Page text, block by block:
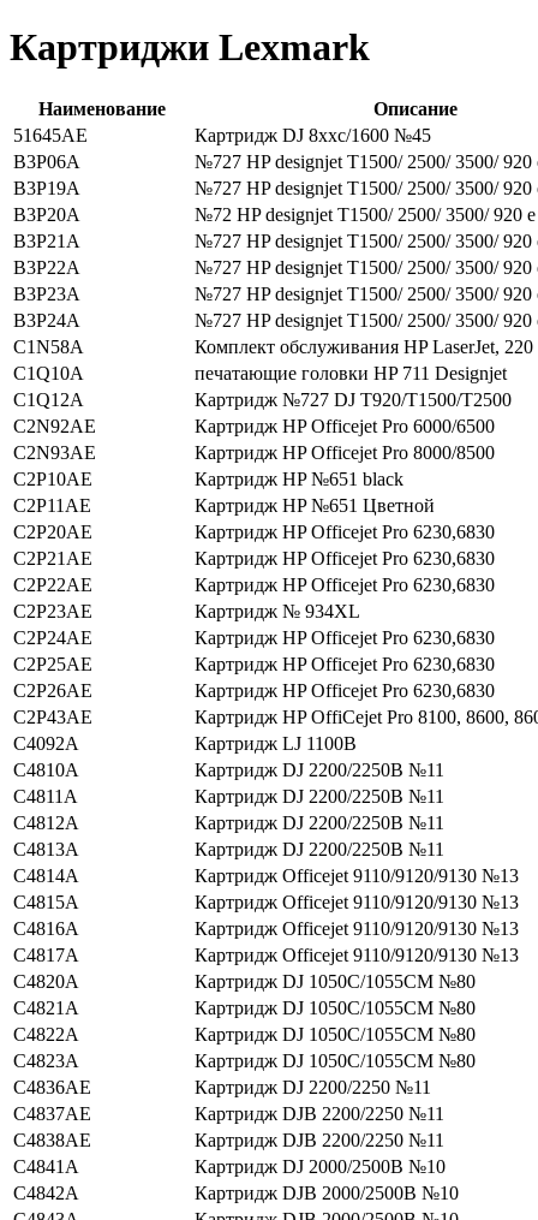
Картриджи Lexmark
Наименование
Описание
51645AE
Картридж DJ 8xxc/1600 №45
B3P06A
№727 HP designjet T1500/ 2500/ 3500/ 920
B3P19A
№727 HP designjet T1500/ 2500/ 3500/ 920
B3P20A
№72 HP designjet T1500/ 2500/ 3500/ 920
B3P21A
№727 HP designjet T1500/ 2500/ 3500/ 920
B3P22A
№727 HP designjet T1500/ 2500/ 3500/ 920
B3P23A
№727 HP designjet T1500/ 2500/ 3500/ 920
B3P24A
№727 HP designjet T1500/ 2500/ 3500/ 920
C1N58A
Комплект обслуживания HP LaserJet,
C1Q10A
печатающие головки HP 711 Designjet
C1Q12A
Картридж №727 DJ T920/T1500/T2500
C2N92AE
Картридж HP Officejet Pro 6000/6500
C2N93AE
Картридж HP Officejet Pro 8000/8500
C2P10AE
Картридж HP №651 black
C2P11AE
Картридж HP №651 Цветной
C2P20AE
Картридж HP Officejet Pro 6230,6830
C2P21AE
Картридж HP Officejet Pro 6230,6830
C2P22AE
Картридж HP Officejet Pro 6230,6830
C2P23AE
Картридж № 934XL
C2P24AE
Картридж HP Officejet Pro 6230,6830
C2P25AE
Картридж HP Officejet Pro 6230,6830
C2P26AE
Картридж HP Officejet Pro 6230,6830
C2P43AE
Картридж HP OffiCejet Pro 8100, 8600,
C4092A
Картридж LJ 1100В
C4810A
Картридж DJ 2200/2250В №11
C4811A
Картридж DJ 2200/2250В №11
C4812A
Картридж DJ 2200/2250В №11
C4813A
Картридж DJ 2200/2250В №11
C4814A
Картридж Officejet 9110/9120/9130 №13
C4815A
Картридж Officejet 9110/9120/9130 №13
C4816A
Картридж Officejet 9110/9120/9130 №13
C4817A
Картридж Officejet 9110/9120/9130 №13
C4820A
Картридж DJ 1050C/1055CM №80
C4821A
Картридж DJ 1050C/1055CM №80
C4822A
Картридж DJ 1050C/1055CM №80
C4823A
Картридж DJ 1050C/1055CM №80
C4836AE
Картридж DJ 2200/2250 №11
C4837AE
Картридж DJВ 2200/2250 №11
C4838AE
Картридж DJВ 2200/2250 №11
C4841A
Картридж DJ 2000/2500В №10
C4842A
Картридж DJВ 2000/2500В №10